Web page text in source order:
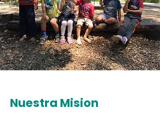
Nuestra Mision